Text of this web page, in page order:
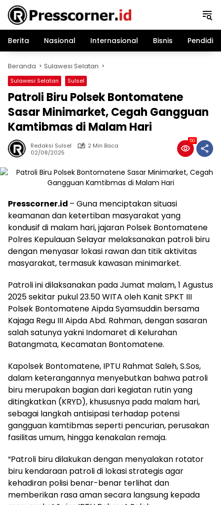
Langsung
konten
Berita
Nasional Internasional Bisnis
Beranda Sulawesi Selatan
Sulawesi Selatan Sulsel
Patroli Biru Polsek Bontomatene
Sasar Minimarket, Cegah Gangguan
Kamtibmas di Malam Hari
Redaksi Sulsel
2 Min Baca
02/08/2025
50
Presscorner.id – Guna menciptakan situasi
keamanan dan ketertiban masyarakat yang
kondusif di malam hari, jajaran Polsek Bontomatene
Polres Kepulauan Selayar melaksanakan patroli biru
dengan menyasar lokasi rawan dan titik aktivitas
masyarakat, termasuk kawasan minimarket.
Patroli ini dilaksanakan pada Jumat malam, 1 Agustus
2025 sekitar pukul 23.50 WITA oleh Kanit SPKT III
Polsek Bontomatene Aipda Syamsuddin bersama
Kajaga Regu III Aipda Abd. Rahman, dengan sasaran
salah satunya yakni Indomaret di Kelurahan
Batangmata, Kecamatan Bontomatene.
Kapolsek Bontomatene, IPTU Rahmat Saleh, S.Sos,
dalam keterangannya menyebutkan bahwa patroli
biru merupakan bagian dari kegiatan rutin yang
ditingkatkan (KRYD), khususnya pada malam hari,
sebagai langkah antisipasi terhadap potensi
gangguan kamtibmas seperti pencurian, perusakan
fasilitas umum, hingga kenakalan remaja.
“Patroli biru dilakukan dengan menyalakan rotator
biru kendaraan patroli di lokasi strategis agar
kehadiran polisi benar-benar terlihat dan
memberikan rasa aman secara langsung kepada